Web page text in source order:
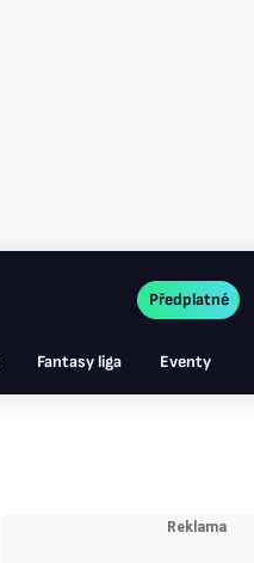
Fantasy liga Eventy
Předplatné